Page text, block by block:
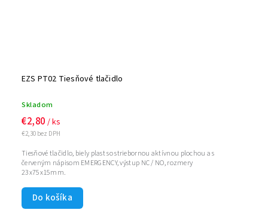
EZS PT02 Tiesňové tlačidlo
Skladom
€2,30 bez DPH
€2,80 / ks
Do košíka
Tiesňové tlačidlo, biely plast so striebornou aktívnou plochou a s
červeným nápisom EMERGENCY, výstup NC / NO, rozmery
23x75x15mm.